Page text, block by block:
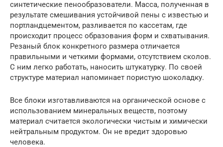
синтетические пенообразователи. Масса, полученная в
результате смешивания устойчивой пены с известью и
портландцементом, разливается по кассетам, где
происходит процесс образования форм и схватывания.
Резаный блок конкретного размера отличается
правильными и четкими формами, отсутствием сколов.
С ним легко работать, наносить штукатурку. По своей
структуре материал напоминает пористую шоколадку.
Все блоки изготавливаются на органической основе с
использованием минеральных веществ, поэтому
материал считается экологически чистым и химически
нейтральным продуктом. Он не вредит здоровью
человека.